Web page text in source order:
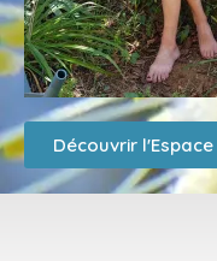
Découvrir